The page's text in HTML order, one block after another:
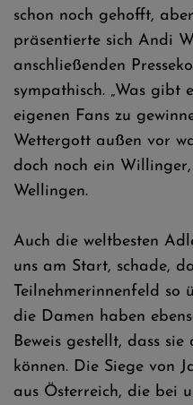
schon noch gehofft,
präsentierte sich Andi
anschließenden
sympathisch. „Was gibt
eigenen Fans zu
Wettergott außen vor
doch noch ein
Wellingen.
Auch die weltbesten
uns am Start, schade,
Teilnehmerinnenfeld so
die Damen haben
Beweis gestellt, dass
können. Die Siege von
aus Österreich, die bei